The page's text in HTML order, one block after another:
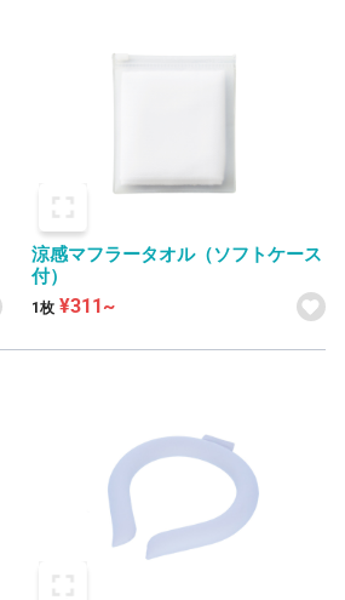
涼感マフラータオル（ソフトケース
付）
1枚 ¥311~